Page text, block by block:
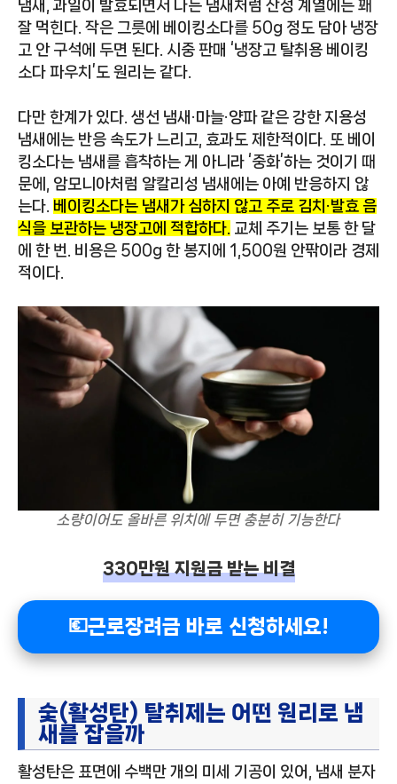
냄새, 과일이 발효되면서 나는 냄새처럼 산성 계열에는 꽤
잘 먹힌다. 작은 그릇에 베이킹소다를 50g 정도 담아 냉장
고 안 구석에 두면 된다. 시중 판매 ‘냉장고 탈취용 베이킹
소다 파우치’도 원리는 같다.
다만 한계가 있다. 생선 냄새·마늘·양파 같은 강한 지용성
냄새에는 반응 속도가 느리고, 효과도 제한적이다. 또 베이
킹소다는 냄새를 흡착하는 게 아니라 ‘중화’하는 것이기 때
문에, 암모니아처럼 알칼리성 냄새에는 아예 반응하지 않
는다. 베이킹소다는 냄새가 심하지 않고 주로 김치·발효 음
식을 보관하는 냉장고에 적합하다. 교체 주기는 보통 한 달
에 한 번. 비용은 500g 한 봉지에 1,500원 안팎이라 경제
적이다.
소량이어도 올바른 위치에 두면 충분히 기능한다
330만원 지원금 받는 비결
💶근로장려금 바로 신청하세요!
숯(활성탄) 탈취제는 어떤 원리로 냄
새를 잡을까
활성탄은 표면에 수백만 개의 미세 기공이 있어, 냄새 분자